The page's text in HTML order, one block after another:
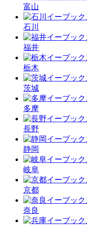
富山
石川
福井
栃木
茨城
多摩
長野
静岡
岐阜
京都
奈良